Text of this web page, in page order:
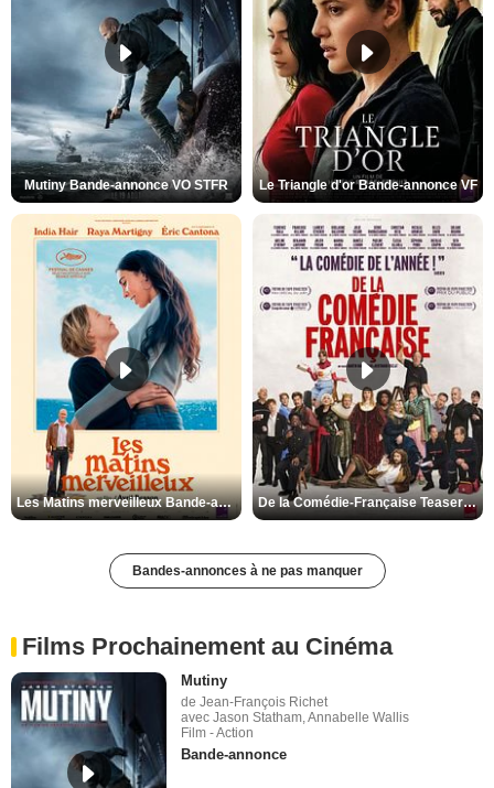
Mutiny Bande-annonce VO STFR Le Triangle d'or Bande-annonce VF
Les Matins merveilleux Bande-annonce VF De la Comédie-Française Teaser VF
Bandes-annonces à ne pas manquer
Films Prochainement au Cinéma
Mutiny
de Jean-François Richet
avec Jason Statham, Annabelle Wallis
Film - Action
Bande-annonce